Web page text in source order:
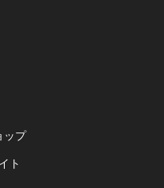
ップ
ト